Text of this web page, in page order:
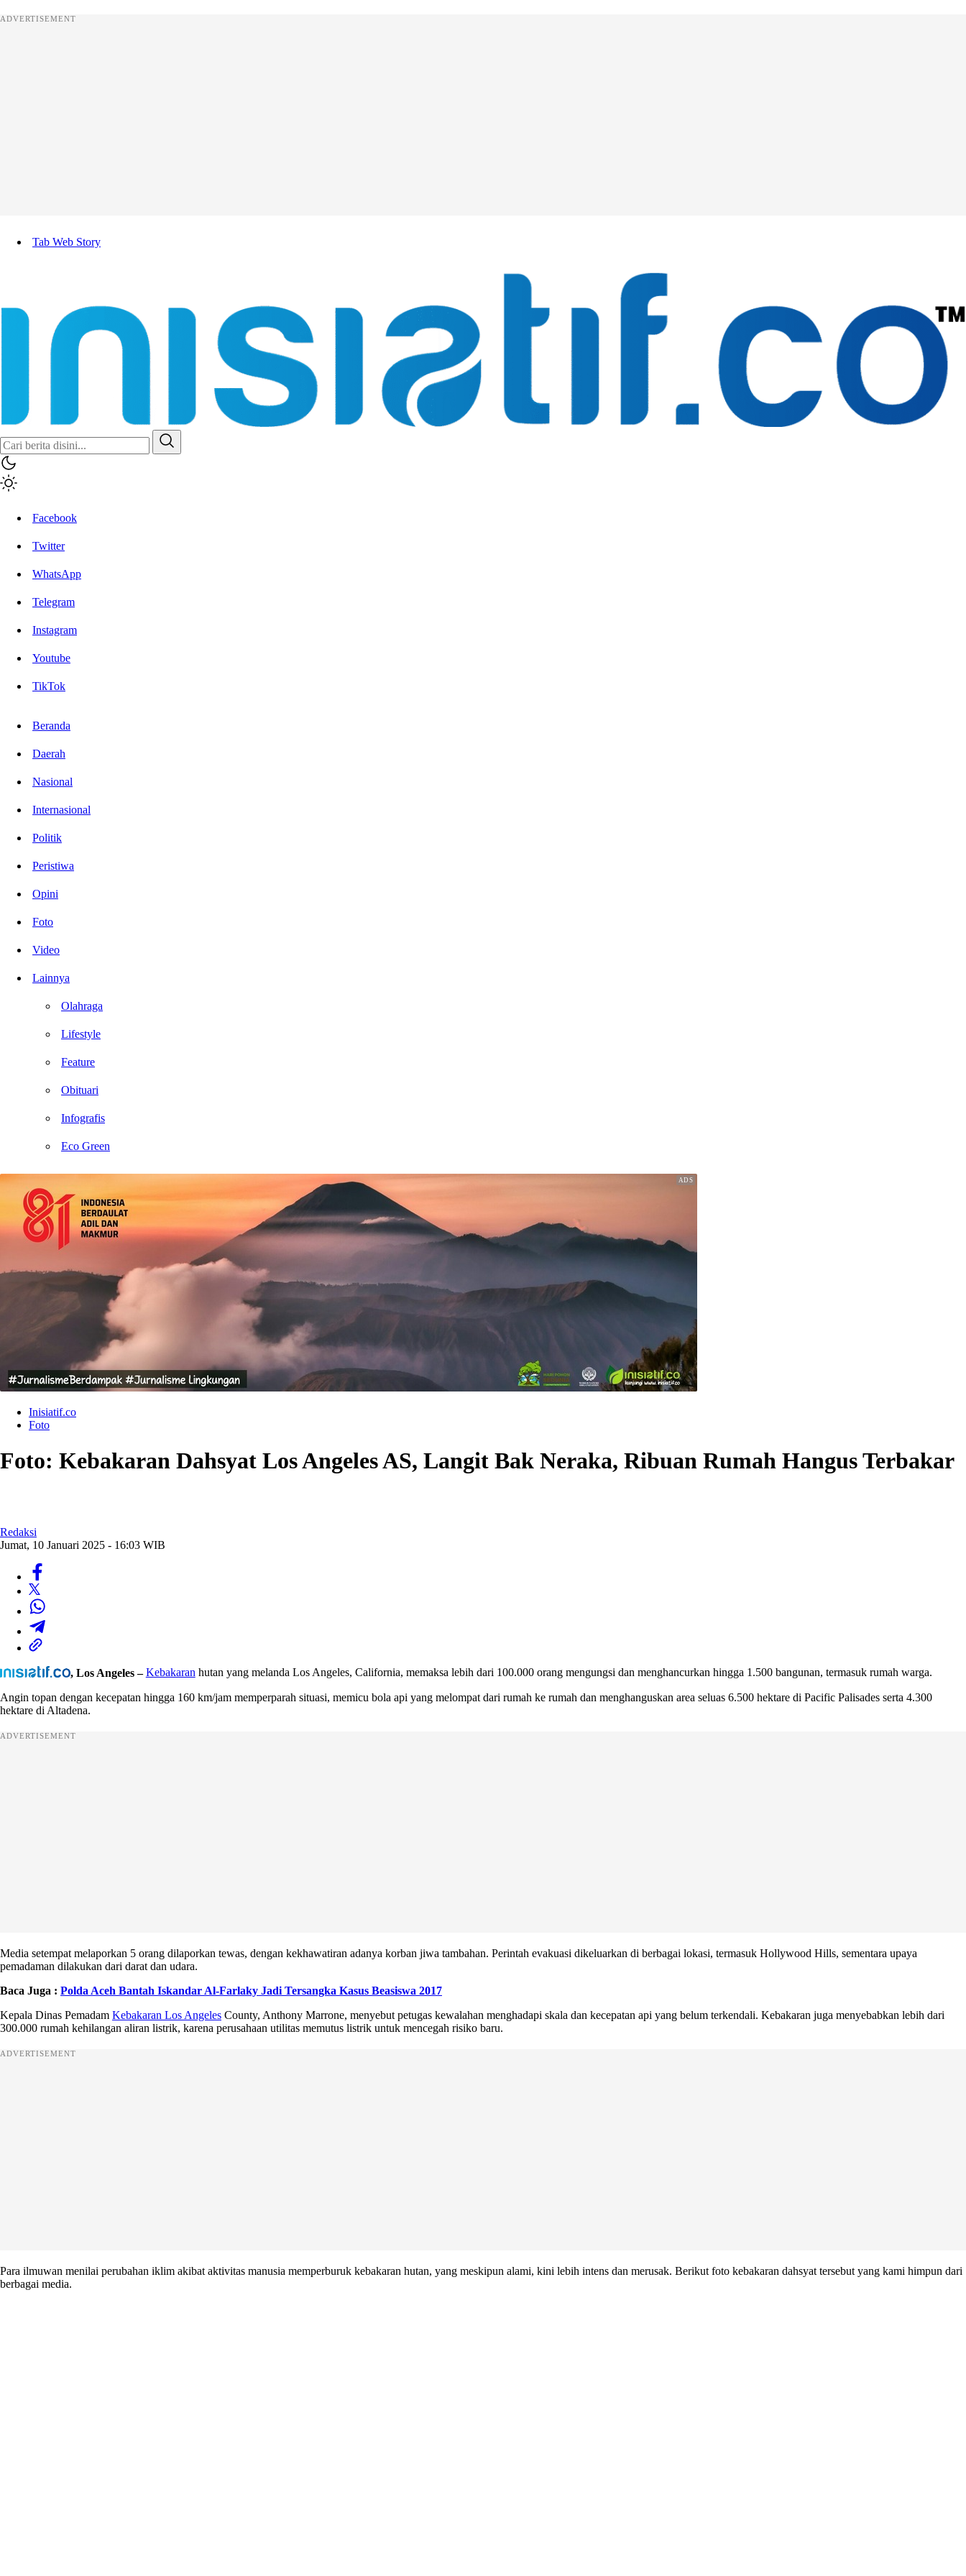
ADVERTISEMENT
Tab Web Story
Facebook
Twitter
WhatsApp
Telegram
Instagram
Youtube
TikTok
Beranda
Daerah
Nasional
Internasional
Politik
Peristiwa
Opini
Foto
Video
Lainnya
Olahraga
Lifestyle
Feature
Obituari
Infografis
Eco Green
Inisiatif.co
Foto
Foto: Kebakaran Dahsyat Los Angeles AS, Langit Bak Neraka, Ribuan Rumah Hangus Terbakar
Redaksi
Jumat, 10 Januari 2025 - 16:03 WIB
, Los Angeles – Kebakaranhutan yang melanda Los Angeles, California, memaksa lebih dari 100.000 orang mengungsi dan menghancurkan hingga 1.500 bangunan, termasuk rumah warga.
Angin topan dengan kecepatan hingga 160 km/jam memperparah situasi, memicu bola api yang melompat dari rumah ke rumah dan menghanguskan area seluas 6.500 hektare di Pacific Palisades serta 4.300
hektare di Altadena.
ADVERTISEMENT
Media setempat melaporkan 5 orang dilaporkan tewas, dengan kekhawatiran adanya korban jiwa tambahan. Perintah evakuasi dikeluarkan di berbagai lokasi, termasuk Hollywood Hills, sementara upaya
pemadaman dilakukan dari darat dan udara.
Baca Juga : Polda Aceh Bantah Iskandar Al-Farlaky Jadi Tersangka Kasus Beasiswa 2017
Kepala Dinas Pemadam Kebakaran Los Angeles County, Anthony Marrone, menyebut petugas kewalahan menghadapi skala dan kecepatan api yang belum terkendali. Kebakaran juga menyebabkan lebih dari
300.000 rumah kehilangan aliran listrik, karena perusahaan utilitas memutus listrik untuk mencegah risiko baru.
ADVERTISEMENT
Para ilmuwan menilai perubahan iklim akibat aktivitas manusia memperburuk kebakaran hutan, yang meskipun alami, kini lebih intens dan merusak. Berikut foto kebakaran dahsyat tersebut yang kami himpun dari
berbagai media.